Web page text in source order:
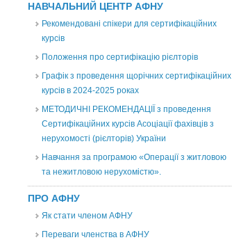
НАВЧАЛЬНИЙ ЦЕНТР АФНУ
Рекомендовані спікери для сертифікаційних
курсів
Положення про сертифікацію рієлторів
Графік з проведення щорічних сертифікаційних
курсів в 2024-2025 роках
МЕТОДИЧНІ РЕКОМЕНДАЦІЇ з проведення
Сертифікаційних курсів Асоціації фахівців з
нерухомості (рієлторів) України
Навчання за програмою «Операції з житловою
та нежитловою нерухомістю».
ПРО АФНУ
Як стати членом АФНУ
Переваги членства в АФНУ